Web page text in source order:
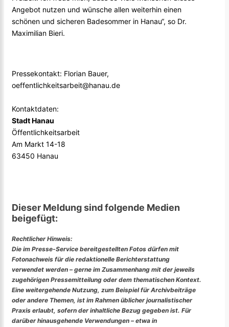
Angebot nutzen und wünsche allen weiterhin einen
schönen und sicheren Badesommer in Hanau“, so Dr.
Maximilian Bieri.
Pressekontakt: Florian Bauer,
oeffentlichkeitsarbeit@hanau.de
Kontaktdaten:
Stadt Hanau
Öffentlichkeitsarbeit
Am Markt 14-18
63450 Hanau
Dieser Meldung sind folgende Medien
beigefügt:
Rechtlicher Hinweis:
Die im Presse-Service bereitgestellten Fotos dürfen mit
Fotonachweis für die redaktionelle Berichterstattung
verwendet werden – gerne im Zusammenhang mit der jeweils
zugehörigen Pressemitteilung oder dem thematischen Kontext.
Eine weitergehende Nutzung, zum Beispiel für Archivbeiträge
oder andere Themen, ist im Rahmen üblicher journalistischer
Praxis erlaubt, sofern der inhaltliche Bezug gegeben ist. Für
darüber hinausgehende Verwendungen – etwa in